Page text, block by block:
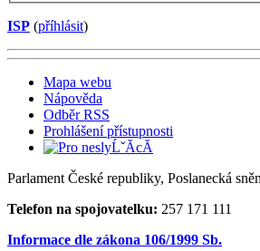
ISP (příhlásit)
Mapa webu
Nápověda
Odběr RSS
Prohlášení přístupnosti
Parlament České republiky, Poslanecká
Telefon na spojovatelku: 257 171 111
Informace dle zákona 106/1999 Sb.